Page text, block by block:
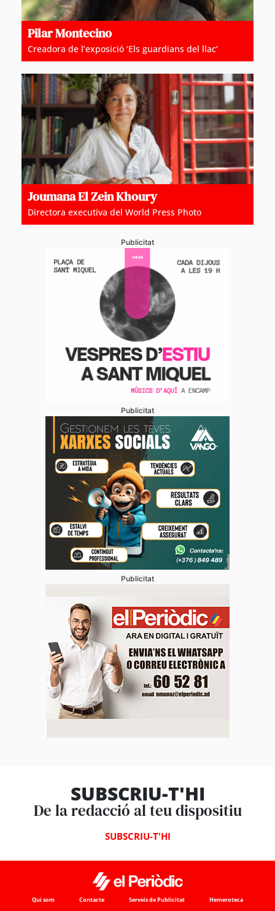
Pilar Montecino
Creadora de l’exposició ‘Els guardians del llac’
Joumana El Zein Khoury
Directora executiva del World Press Photo
Publicitat
Publicitat
Publicitat
SUBSCRIU-T'HI
De la redacció al teu dispositiu
SUBSCRIU-T'HI
Qui som Contacte Serveis de Publicitat Hemeroteca